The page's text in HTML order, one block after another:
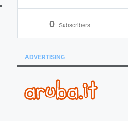
0 Subscribers
ADVERTISING